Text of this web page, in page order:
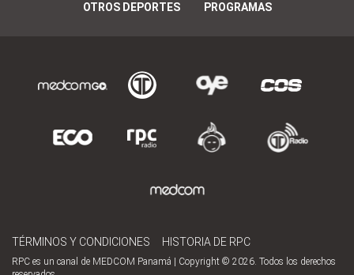
OTROS DEPORTES PROGRAMAS
TÉRMINOS Y CONDICIONES HISTORIA DE RPC
RPC es un canal de MEDCOM Panamá | Copyright © 2026. Todos los derechos